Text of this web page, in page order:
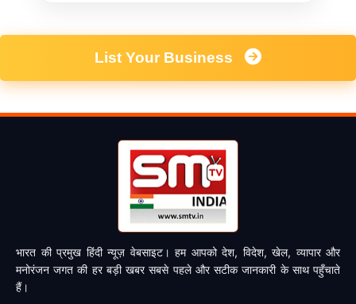
List Your Business
भारत की प्रमुख हिंदी न्यूज़ वेबसाइट। हम आपको देश, विदेश, खेल, व्यापार और
मनोरंजन जगत की हर बड़ी खबर सबसे पहले और सटीक जानकारी के साथ पहुँचाते
हैं।